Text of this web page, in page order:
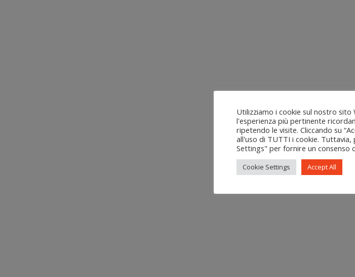
Utilizziamo i cookie sul nostro
l'esperienza più pertinente
ripetendo le visite. Cliccando su
all'uso di TUTTI i cookie. Tuttavia,
Settings" per fornire un consenso
Cookie Settings Accept All